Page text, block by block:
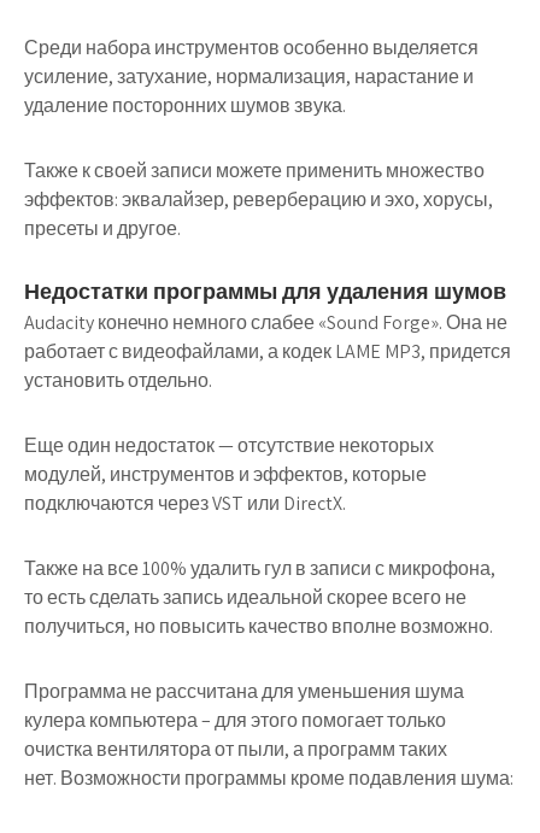
Среди набора инструментов особенно выделяется
усиление, затухание, нормализация, нарастание и
удаление посторонних шумов звука.
Также к своей записи можете применить множество
эффектов: эквалайзер, реверберацию и эхо, хорусы,
пресеты и другое.
Недостатки программы для удаления шумов
Audacity конечно немного слабее «Sound Forge». Она не
работает с видеофайлами, а кодек LAME MP3, придется
установить отдельно.
Еще один недостаток — отсутствие некоторых
модулей, инструментов и эффектов, которые
подключаются через VST или DirectX.
Также на все 100% удалить гул в записи с микрофона,
то есть сделать запись идеальной скорее всего не
получиться, но повысить качество вполне возможно.
Программа не рассчитана для уменьшения шума
кулера компьютера – для этого помогает только
очистка вентилятора от пыли, а программ таких
нет. Возможности программы кроме подавления шума: